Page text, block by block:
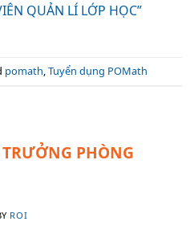
QUẢN LÍ LỚP HỌC”
pomath,Tuyển dụng POMath
PHÒNG
ROI